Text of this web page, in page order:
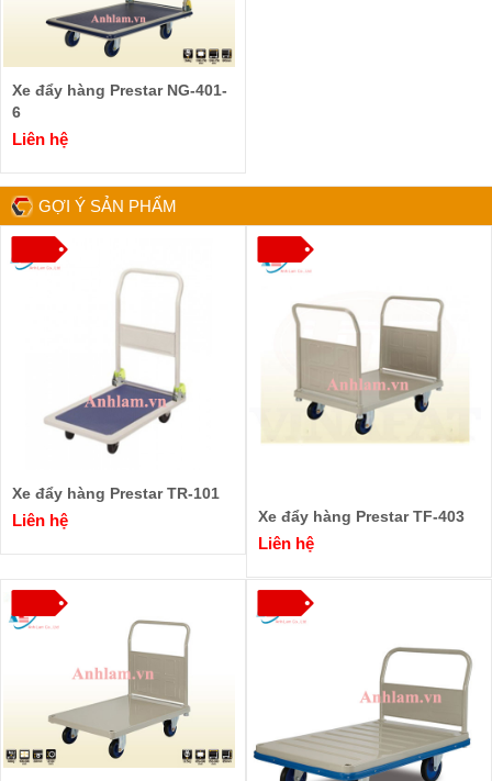
Xe đẩy hàng Prestar NG-401-
6
Liên hệ
GỢI Ý SẢN PHẨM
Xe đẩy hàng Prestar TR-101
Liên hệ Xe đẩy hàng Prestar TF-403
Liên hệ